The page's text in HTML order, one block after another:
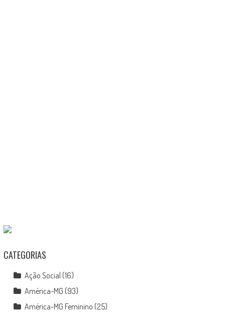
CATEGORIAS
Ação Social (16)
América-MG (93)
América-MG Feminino (25)